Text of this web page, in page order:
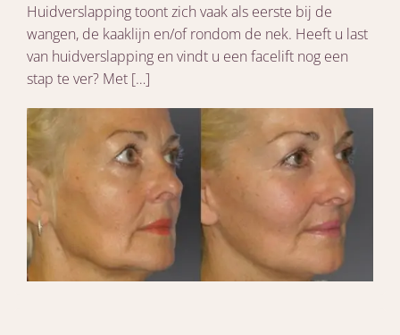
Huidverslapping toont zich vaak als eerste bij de
wangen, de kaaklijn en/of rondom de nek. Heeft u last
van huidverslapping en vindt u een facelift nog een
stap te ver? Met […]